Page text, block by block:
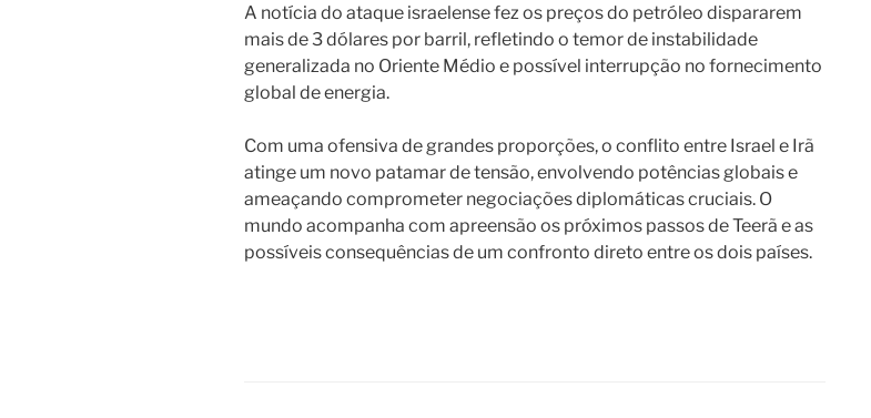
A notícia do ataque israelense fez os preços do petróleo dispararem
mais de 3 dólares por barril, refletindo o temor de instabilidade
generalizada no Oriente Médio e possível interrupção no fornecimento
global de energia.
Com uma ofensiva de grandes proporções, o conflito entre Israel e Irã
atinge um novo patamar de tensão, envolvendo potências globais e
ameaçando comprometer negociações diplomáticas cruciais. O
mundo acompanha com apreensão os próximos passos de Teerã e as
possíveis consequências de um confronto direto entre os dois países.